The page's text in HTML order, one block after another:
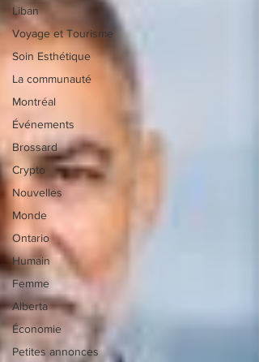
Liban
Voyage et Tourisme
Soin Esthétique
La communauté
Montréal
Événements
Brossard
Crypto
Nouvelles
Monde
Ontario
Humain
Femme
Alberta
Économie
Petites annonces